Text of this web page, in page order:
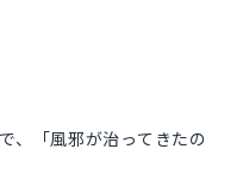
、「風邪が治ってきたの